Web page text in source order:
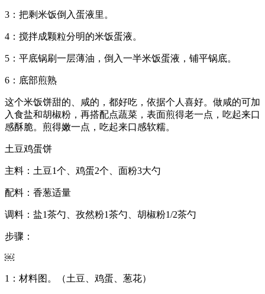
3：把剩米饭倒入蛋液里。
4：搅拌成颗粒分明的米饭蛋液。
5：平底锅刷一层薄油，倒入一半米饭蛋液，铺平锅底。
6：底部煎熟
这个米饭饼甜的、咸的，都好吃，依据个人喜好。做咸的可加
入食盐和胡椒粉，再搭配点蔬菜，表面煎得老一点，吃起来口
感酥脆。煎得嫩一点，吃起来口感软糯。
土豆鸡蛋饼
主料：土豆1个、鸡蛋2个、面粉3大勺
配料：香葱适量
调料：盐1茶勺、孜然粉1茶勺、胡椒粉1/2茶勺
步骤：
￼
1：材料图。（土豆、鸡蛋、葱花）